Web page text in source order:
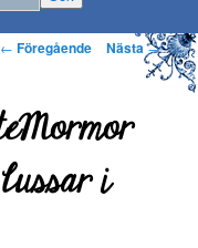
Inläggsnavigering
← Föregående Nästa→
i